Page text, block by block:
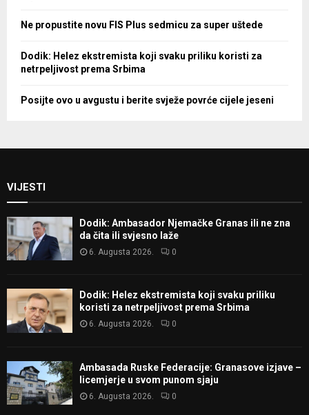
Ne propustite novu FIS Plus sedmicu za super uštede
Dodik: Helez ekstremista koji svaku priliku koristi za
netrpeljivost prema Srbima
Posijte ovo u avgustu i berite svježe povrće cijele jeseni
VIJESTI
Dodik: Ambasador Njemačke Granas ili ne zna
da čita ili svjesno laže
6. Augusta 2026. 0
Dodik: Helez ekstremista koji svaku priliku
koristi za netrpeljivost prema Srbima
6. Augusta 2026. 0
Ambasada Ruske Federacije: Granasove izjave –
licemjerje u svom punom sjaju
6. Augusta 2026. 0